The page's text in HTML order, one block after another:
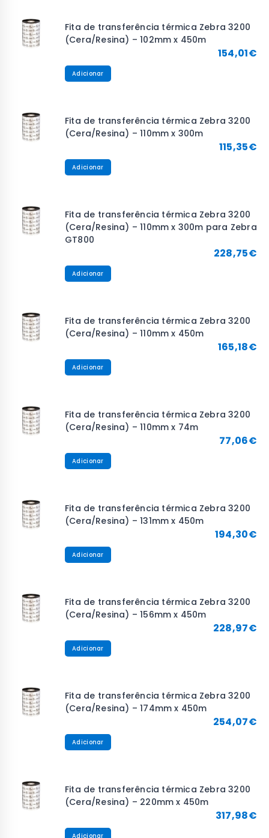
Fita de transferência térmica Zebra 3200
(Cera/Resina) – 102mm x 450m
154,01€
Adicionar
Fita de transferência térmica Zebra 3200
(Cera/Resina) – 110mm x 300m
115,35€
Adicionar
Fita de transferência térmica Zebra 3200
(Cera/Resina) – 110mm x 300m para Zebra
GT800
228,75€
Adicionar
Fita de transferência térmica Zebra 3200
(Cera/Resina) – 110mm x 450m
165,18€
Adicionar
Fita de transferência térmica Zebra 3200
(Cera/Resina) – 110mm x 74m
77,06€
Adicionar
Fita de transferência térmica Zebra 3200
(Cera/Resina) – 131mm x 450m
194,30€
Adicionar
Fita de transferência térmica Zebra 3200
(Cera/Resina) – 156mm x 450m
228,97€
Adicionar
Fita de transferência térmica Zebra 3200
(Cera/Resina) – 174mm x 450m
254,07€
Adicionar
Fita de transferência térmica Zebra 3200
(Cera/Resina) – 220mm x 450m
317,98€
Adicionar